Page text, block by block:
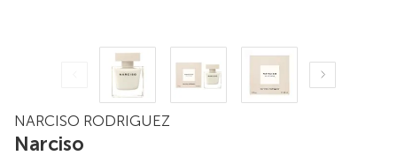
NARCISO RODRIGUEZ
Narciso